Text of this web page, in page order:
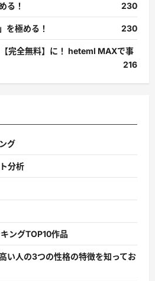
る！ 230
を極める！ 230
完全無料】に！ heteml MAXで事
216
グ
分析
ングTOP10作品
い人の3つの性格の特徴を知ってお